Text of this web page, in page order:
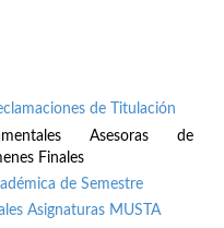
de Titulación
Asesoras de
Finales
de Semestre
Asignaturas MUSTA